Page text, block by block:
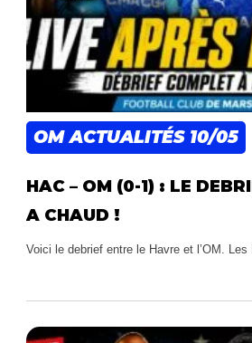
OM ACTUALITÉS10/05
HAC – OM (0-1) : LE
A CHAUD !
Voici le debrief entre le Havre et l’OM.